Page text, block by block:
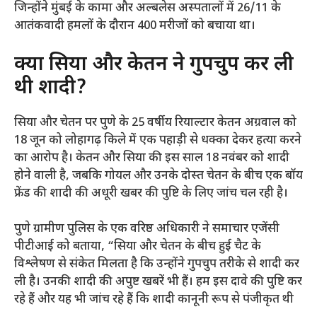
जिन्होंने मुंबई के कामा और अल्बलेस अस्पतालों में 26/11 के
आतंकवादी हमलों के दौरान 400 मरीजों को बचाया था।
क्या सिया और केतन ने गुपचुप कर ली
थी शादी?
सिया और चेतन पर पुणे के 25 वर्षीय रियाल्टार केतन अग्रवाल को
18 जून को लोहागढ़ किले में एक पहाड़ी से धक्का देकर हत्या करने
का आरोप है। केतन और सिया की इस साल 18 नवंबर को शादी
होने वाली है, जबकि गोयल और उनके दोस्त चेतन के बीच एक बॉय
फ्रेंड की शादी की अधूरी खबर की पुष्टि के लिए जांच चल रही है।
पुणे ग्रामीण पुलिस के एक वरिष्ठ अधिकारी ने समाचार एजेंसी
पीटीआई को बताया, “सिया और चेतन के बीच हुई चैट के
विश्लेषण से संकेत मिलता है कि उन्होंने गुपचुप तरीके से शादी कर
ली है। उनकी शादी की अपुष्ट खबरें भी हैं। हम इस दावे की पुष्टि कर
रहे हैं और यह भी जांच रहे हैं कि शादी कानूनी रूप से पंजीकृत थी